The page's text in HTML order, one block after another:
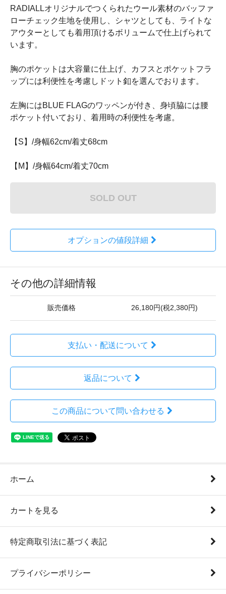
RADIALLオリジナルでつくられたウール素材のバッファ
ローチェック生地を使用し、シャツとしても、ライトな
アウターとしても着用頂けるボリュームで仕上げられて
います。
胸のポケットは大容量に仕上げ、カフスとポケットフラ
ップには利便性を考慮しドット釦を選んでおります。
左胸にはBLUE FLAGのワッペンが付き、身頃脇には腰
ポケット付いており、着用時の利便性を考慮。
【S】/身幅62cm/着丈68cm
【M】/身幅64cm/着丈70cm
SOLD OUT
オプションの値段詳細
その他の詳細情報
販売価格 26,180円(税2,380円)
支払い・配送について
返品について
この商品について問い合わせる
ホーム
カートを見る
特定商取引法に基づく表記
プライバシーポリシー